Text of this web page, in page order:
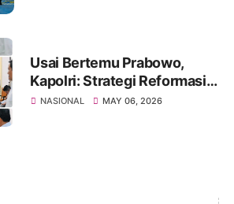
Usai Bertemu Prabowo,
Kapolri: Strategi Reformasi
Polri Sudah Disusun Jangka
NASIONAL MAY 06, 2026